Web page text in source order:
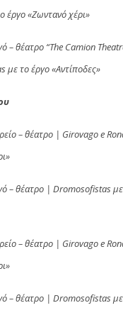
έργο «Ζωντανό χέρι»
– θέατρο “The Camion
με το έργο «Αντίποδες»
– θέατρο | Girovago e
– θέατρο | Dromosofistas
– θέατρο | Girovago e
– θέατρο | Dromosofistas